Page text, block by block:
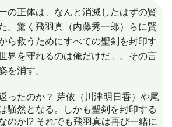
の正体は、なんと消滅したはずの賢
。驚く飛羽真（内藤秀一郎）らに賢
ら救うためにすべての聖剣を封印す
界を守れるのは俺だけだ」。その言
を消す。
ったのか？ 芽依（川津明日香）や尾
騒然となる。しかも聖剣を封印する
のか!? それでも飛羽真は再び一緒に